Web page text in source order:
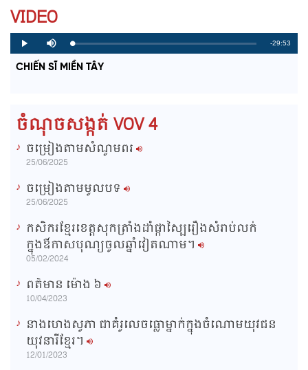
VIDEO
P
l
y
M
u
e
L
o
a
d
P
r
o
g
R
-29:53
CHIẾN SĨ MIỀN TÂY
ចំណុចសង្កត់ VOV 4
ចម្រៀងតាមសំណូមពរ
25/06/2025
ចម្រៀងតាមមូលបទ
25/06/2025
កសិករខ្មែរខេត្តសុកត្រាំងដាំផ្កាស្បៃរឿងសំរាប់លក់
ក្នុងឳកាសបុណ្យចូលឆ្នាំវៀតណាម។
05/02/2024
ពត៌មាន ម៉ោង​ ៦
10/04/2023
នាងហេងសូភា ជាគំរូលេចធ្លោម្នាក់ក្នុងចំណោមយុវជន
យុវនារីខ្មែរ។
12/01/2023